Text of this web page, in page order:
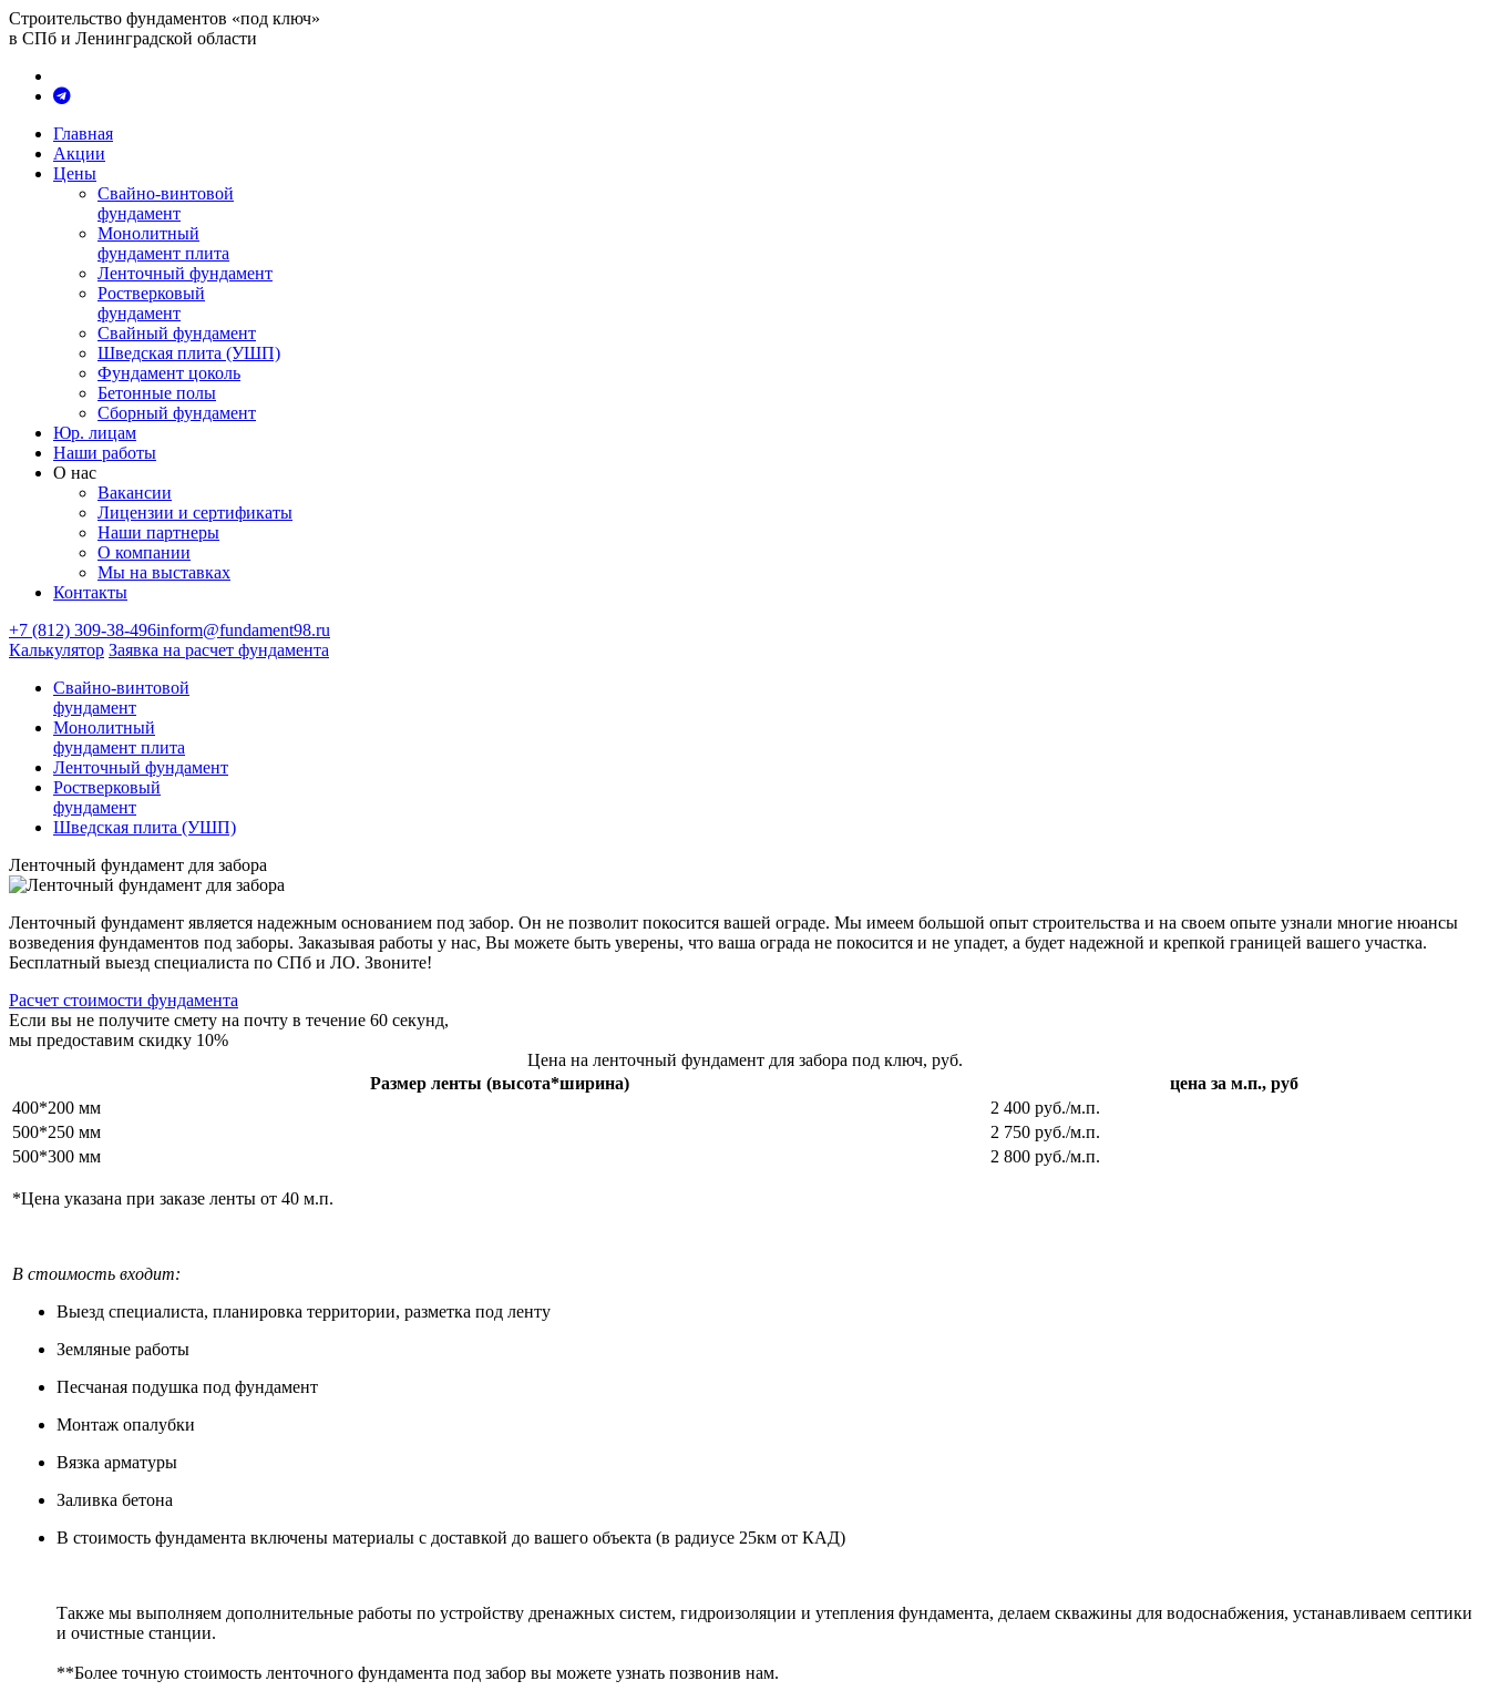
Строительство фундаментов «под ключ»
в СПб и Ленинградской области
Главная
Акции
Цены
Свайно-винтовой
фундамент
Монолитный
фундамент плита
Ленточный фундамент
Ростверковый
фундамент
Свайный фундамент
Шведская плита (УШП)
Фундамент цоколь
Бетонные полы
Сборный фундамент
Юр. лицам
Наши работы
О нас
Вакансии
Лицензии и сертификаты
Наши партнеры
О компании
Мы на выставках
Контакты
+7 (812) 309-38-496inform@fundament98.ru
Калькулятор Заявка на расчет фундамента
Свайно-винтовой
фундамент
Монолитный
фундамент плита
Ленточный фундамент
Ростверковый
фундамент
Шведская плита (УШП)
Ленточный фундамент для забора
Ленточный фундамент является надежным основанием под забор. Он не позволит покосится вашей ограде. Мы имеем большой опыт строительства и на своем опыте узнали многие нюансы
возведения фундаментов под заборы. Заказывая работы у нас, Вы можете быть уверены, что ваша ограда не покосится и не упадет, а будет надежной и крепкой границей вашего участка.
Бесплатный выезд специалиста по СПб и ЛО. Звоните!
Расчет стоимости фундамента
Если вы не получите смету на почту в течение 60 секунд,
мы предоставим скидку 10%
Цена на ленточный фундамент для забора под ключ, руб.
Размер ленты (высота*ширина)
цена за м.п., руб
400*200 мм
2 400 руб./м.п.
500*250 мм
2 750 руб./м.п.
500*300 мм
2 800 руб./м.п.
*Цена указана при заказе ленты от 40 м.п.
В стоимость входит:
Выезд специалиста, планировка территории, разметка под ленту
Земляные работы
Песчаная подушка под фундамент
Монтаж опалубки
Вязка арматуры
Заливка бетона
В стоимость фундамента включены материалы с доставкой до вашего объекта (в радиусе 25км от КАД)
Также мы выполняем дополнительные работы по устройству дренажных систем, гидроизоляции и утепления фундамента, делаем скважины для водоснабжения, устанавливаем септики
и очистные станции.
**Более точную стоимость ленточного фундамента под забор вы можете узнать позвонив нам.